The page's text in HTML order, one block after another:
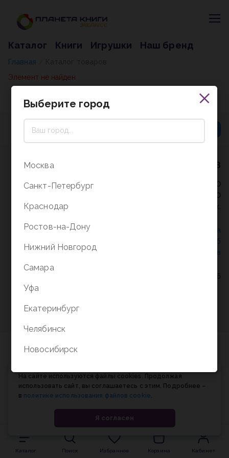
Каталог Книги Игрушки Наш бренд
Главная
Элемент не найден
8 (800) 5000-338
Режим работы - 9:30-20:00
в выходные и праздники - 10:00-19:00
без перерыва и выходных.
Политика конфиденциальности
СОГЛАСИЕ на
Соглашение об
использовании cookie-файлов
© Планета книги, 1998-2026
Каталог Поиск Избранное Корзина Кабинет
На сайте используются файлы cookies. Продолжая
использовать сайт, вы соглашаетесь с этим. Подробнее –
в политике использования файлов cookie.
Я согласен
Выберите город
Москва
Санкт-Петербург
Краснодар
Ростов-на-Дону
Нижний Новгород
Самара
Уфа
Екатеринбург
Челябинск
Новосибирск